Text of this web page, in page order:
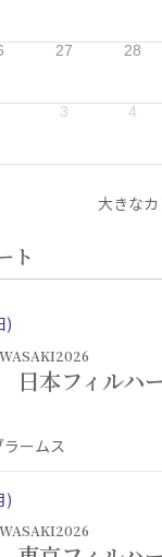
27 28
3 4
大きな
ト
)
本フィルハ
ームス
)